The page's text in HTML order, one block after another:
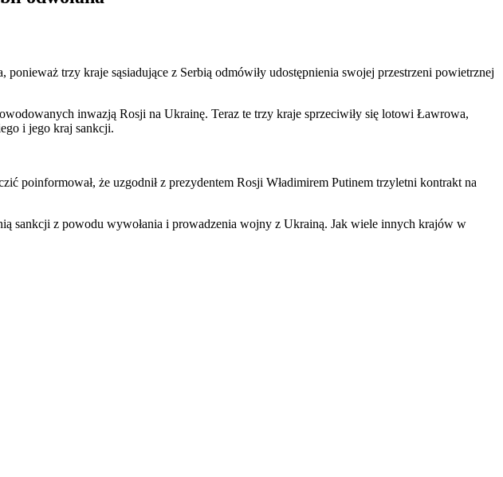
trzy kraje sąsiadujące z Serbią odmówiły udostępnienia swojej przestrzeni powietrznej
inwazją Rosji na Ukrainę. Teraz te trzy kraje sprzeciwiły się lotowi Ławrowa,
i jego kraj sankcji.
poinformował, że uzgodnił z prezydentem Rosji Władimirem Putinem trzyletni kontrakt na
sankcji z powodu wywołania i prowadzenia wojny z Ukrainą. Jak wiele innych krajów w